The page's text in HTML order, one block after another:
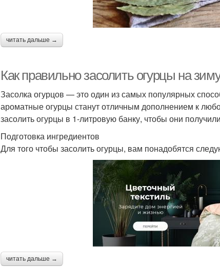
читать дальше →
Как правильно засолить огурцы на
Засолка огурцов — это один из самых популярных
ароматные огурцы станут отличным дополнением к
засолить огурцы в 1-литровую банку, чтобы они
Подготовка ингредиентов
Для того чтобы засолить огурцы, вам понадобятся
читать дальше →